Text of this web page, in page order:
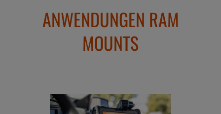
ANWENDUNGEN RAM
MOUNTS